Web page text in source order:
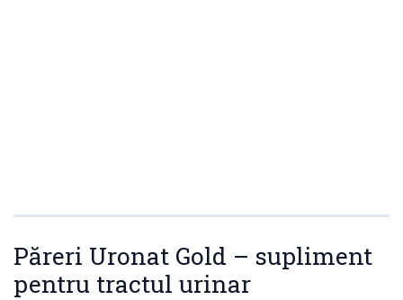
Păreri Uronat Gold – supliment
pentru tractul urinar